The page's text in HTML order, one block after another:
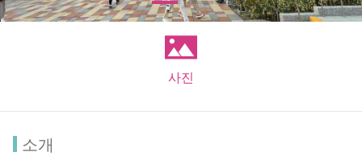
사진
소개